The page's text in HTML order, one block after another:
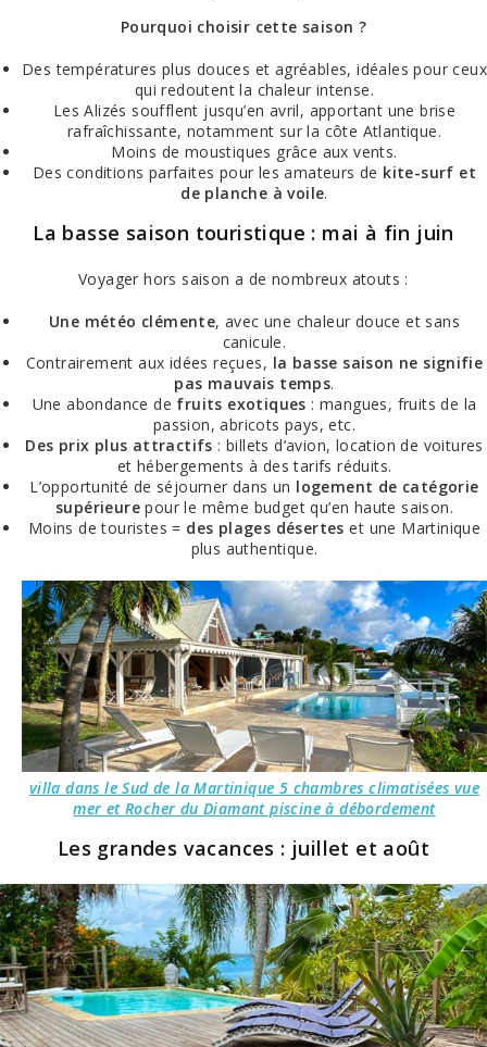
Pourquoi choisir cette saison ?
Des températures plus douces et agréables, idéales pour ceux
qui redoutent la chaleur intense.
Les Alizés soufflent jusqu’en avril, apportant une brise
rafraîchissante, notamment sur la côte Atlantique.
Moins de moustiques grâce aux vents.
Des conditions parfaites pour les amateurs de kite-surf et
de planche à voile.
La basse saison touristique : mai à fin juin
Voyager hors saison a de nombreux atouts :
Une météo clémente, avec une chaleur douce et sans
canicule.
Contrairement aux idées reçues, la basse saison ne signifie
pas mauvais temps.
Une abondance de fruits exotiques : mangues, fruits de la
passion, abricots pays, etc.
Des prix plus attractifs : billets d’avion, location de voitures
et hébergements à des tarifs réduits.
L’opportunité de séjourner dans un logement de catégorie
supérieure pour le même budget qu’en haute saison.
Moins de touristes = des plages désertes et une Martinique
plus authentique.
villa dans le Sud de la Martinique 5 chambres climatisées vue
mer et Rocher du Diamant piscine à débordement
Les grandes vacances : juillet et août